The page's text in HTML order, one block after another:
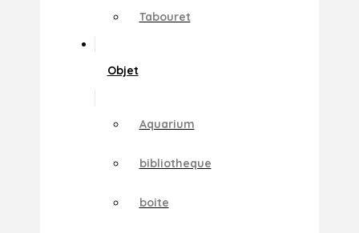
Tabouret
Objet
Aquarium
bibliotheque
boite